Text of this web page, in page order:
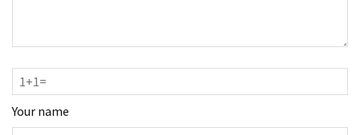
Your name